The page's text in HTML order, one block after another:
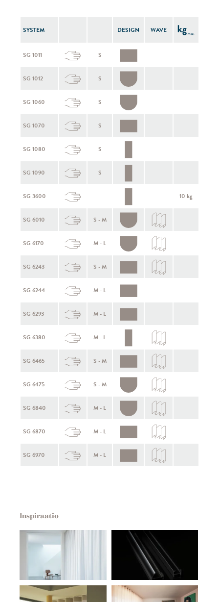
SYSTEM DESIGN WAVE
SG 1011 S
SG 1012 S
SG 1060 S
SG 1070 S
SG 1080 S
SG 1090 S
SG 3600 10 kg
SG 6010 S - M
SG 6170 M - L
SG 6243 S - M
SG 6244 M - L
SG 6293 M - L
SG 6380 M - L
SG 6465 S - M
SG 6475 S - M
SG 6840 M - L
SG 6870 M - L
SG 6970 M - L
Inspiraatio